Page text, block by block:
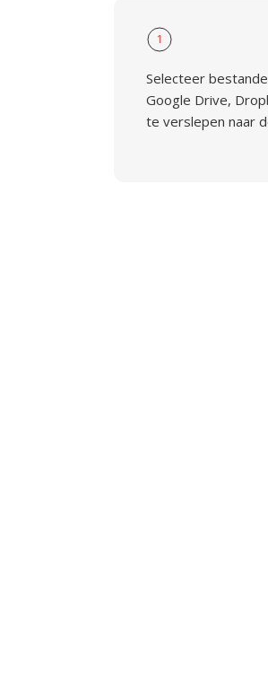
1
Selecteer
Google Drive,
te verslepen naar